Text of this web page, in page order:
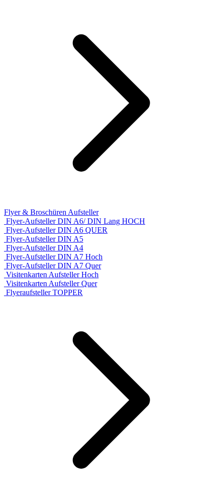
Flyer & Broschüren Aufsteller
Flyer-Aufsteller DIN A6/ DIN Lang HOCH
Flyer-Aufsteller DIN A6 QUER
Flyer-Aufsteller DIN A5
Flyer-Aufsteller DIN A4
Flyer-Aufsteller DIN A7 Hoch
Flyer-Aufsteller DIN A7 Quer
Visitenkarten Aufsteller Hoch
Visitenkarten Aufsteller Quer
Flyeraufsteller TOPPER